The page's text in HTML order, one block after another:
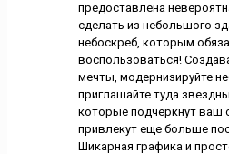
предоставлена
сделать из небольшого
небоскреб, которым
воспользоваться!
мечты, модернизируйте
приглашайте туда
которые подчеркнут ваш
привлекут еще больше
Шикарная графика и